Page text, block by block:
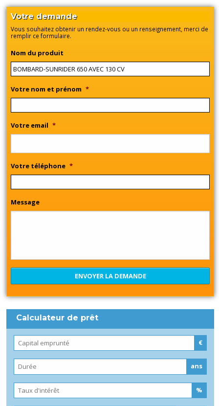
Votre demande
Vous souhaitez obtenir un rendez-vous ou un renseignement, merci de
remplir ce formulaire.
Nom du produit
Votre nom et prénom *
Votre email *
Votre téléphone *
Message
Calculateur de prêt
€
ans
%